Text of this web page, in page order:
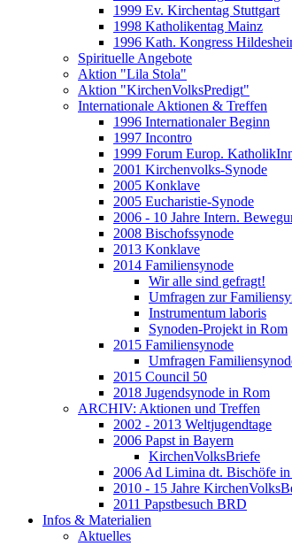
1999 Ev. Kirchentag Stuttgart
1998 Katholikentag Mainz
1996 Kath. Kongress
Spirituelle Angebote
Aktion "Lila Stola"
Aktion "KirchenVolksPredigt"
Internationale Aktionen & Treffen
1996 Internationaler Beginn
1997 Incontro
1999 Forum Europ.
2001 Kirchenvolks-Synode
2005 Konklave
2005 Eucharistie-Synode
2006 - 10 Jahre Intern.
2008 Bischofssynode
2013 Konklave
2014 Familiensynode
Wir alle sind gefragt!
Umfragen zur
Instrumentum laboris
Synoden-Projekt in Rom
2015 Familiensynode
Umfragen
2015 Council 50
2018 Jugendsynode in Rom
ARCHIV: Aktionen und Treffen
2002 - 2013 Weltjugendtage
2006 Papst in Bayern
KirchenVolksBriefe
2006 Ad Limina dt. Bischöfe
2010 - 15 Jahre
2011 Papstbesuch BRD
Infos & Materialien
Aktuelles